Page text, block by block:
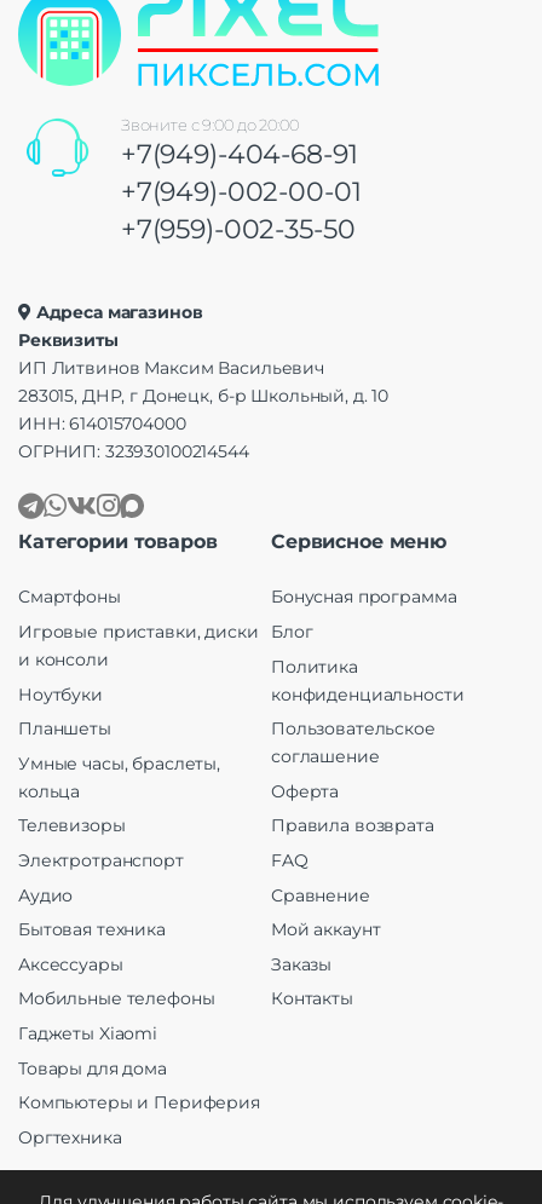
Звоните с 9:00 до 20:00
+7(949)-404-68-91
+7(949)-002-00-01
+7(959)-002-35-50
Адреса магазинов
Реквизиты
ИП Литвинов Максим Васильевич
283015, ДНР, г Донецк, б-р Школьный, д. 10
ИНН: 614015704000
ОГРНИП: 323930100214544
Категории товаров
Смартфоны
Игровые приставки, диски
и консоли
Ноутбуки
Планшеты
Умные часы, браслеты,
кольца
Телевизоры
Электротранспорт
Аудио
Бытовая техника
Аксессуары
Мобильные телефоны
Гаджеты Xiaomi
Товары для дома
Компьютеры и Периферия
Оргтехника
Сервисное меню
Бонусная программа
Блог
Политика
конфиденциальности
Пользовательское
соглашение
Оферта
Правила возврата
FAQ
Сравнение
Мой аккаунт
Заказы
Контакты